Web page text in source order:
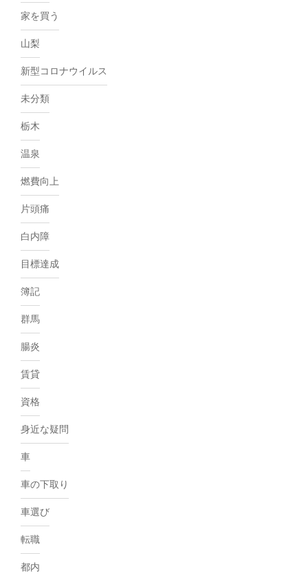
家を買う
山梨
新型コロナウイルス
未分類
栃木
温泉
燃費向上
片頭痛
白内障
目標達成
簿記
群馬
腸炎
賃貸
資格
身近な疑問
車
車の下取り
車選び
転職
都内